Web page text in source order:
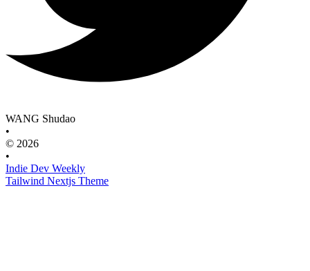
WANG Shudao
•
© 2026
•
Indie Dev Weekly
Tailwind Nextjs Theme